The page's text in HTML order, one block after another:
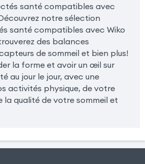
santé compatibles avec
notre sélection
santé compatibles avec Wiko
des balances
de sommeil et bien plus!
la forme et avoir un œil sur
au jour le jour, avec une
activités physique, de votre
la qualité de votre sommeil et